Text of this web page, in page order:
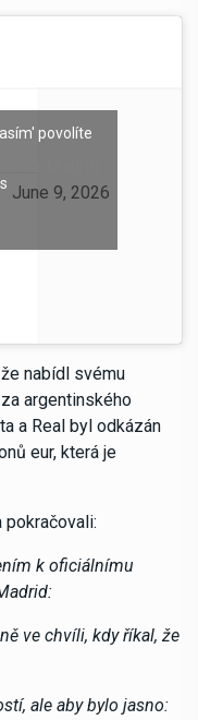
de Madrid
June 9, 2026
povolíte
nabídl svému
argentinského
a Real byl odkázán
eur, která je
pokračovali:
k oficiálnímu
ve chvíli, kdy říkal, že
ale aby bylo jasno: